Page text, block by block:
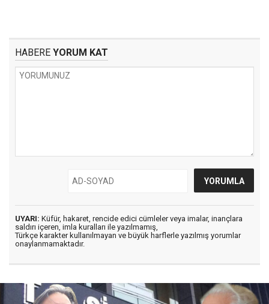
HABERE YORUM KAT
UYARI: Küfür, hakaret, rencide edici cümleler veya imalar, inançlara
saldırı içeren, imla kuralları ile yazılmamış,
Türkçe karakter kullanılmayan ve büyük harflerle yazılmış yorumlar
onaylanmamaktadır.